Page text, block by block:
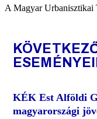
A Magyar Urbanisztikai
KÉK Est Alföldi
magyarországi